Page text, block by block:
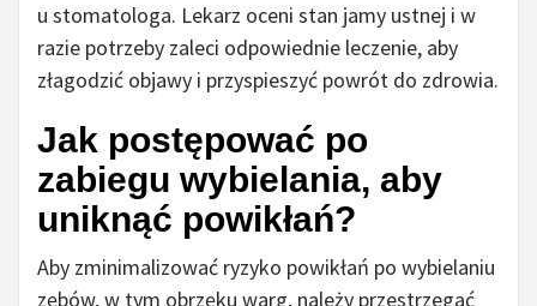
u stomatologa. Lekarz oceni stan jamy ustnej i w
razie potrzeby zaleci odpowiednie leczenie, aby
złagodzić objawy i przyspieszyć powrót do zdrowia.
Jak postępować po
zabiegu wybielania, aby
uniknąć powikłań?
Aby zminimalizować ryzyko powikłań po wybielaniu
zębów, w tym obrzęku warg, należy przestrzegać